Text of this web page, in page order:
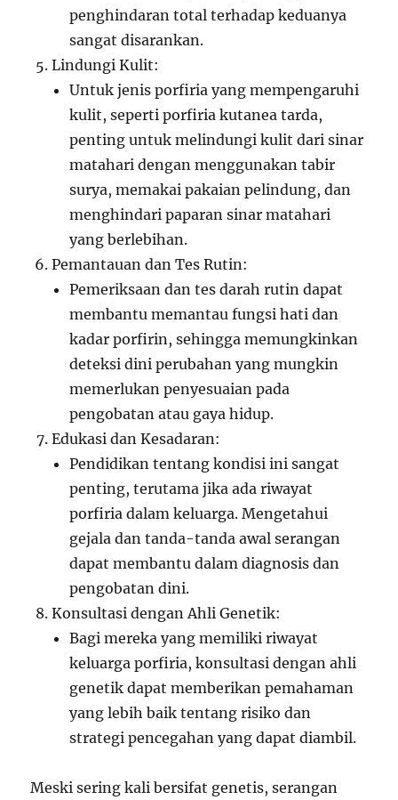
penghindaran total terhadap keduanya
sangat disarankan.
Lindungi Kulit:
Untuk jenis porfiria yang mempengaruhi
kulit, seperti porfiria kutanea tarda,
penting untuk melindungi kulit dari sinar
matahari dengan menggunakan tabir
surya, memakai pakaian pelindung, dan
menghindari paparan sinar matahari
yang berlebihan.
Pemantauan dan Tes Rutin:
Pemeriksaan dan tes darah rutin dapat
membantu memantau fungsi hati dan
kadar porfirin, sehingga memungkinkan
deteksi dini perubahan yang mungkin
memerlukan penyesuaian pada
pengobatan atau gaya hidup.
Edukasi dan Kesadaran:
Pendidikan tentang kondisi ini sangat
penting, terutama jika ada riwayat
porfiria dalam keluarga. Mengetahui
gejala dan tanda-tanda awal serangan
dapat membantu dalam diagnosis dan
pengobatan dini.
Konsultasi dengan Ahli Genetik:
Bagi mereka yang memiliki riwayat
keluarga porfiria, konsultasi dengan ahli
genetik dapat memberikan pemahaman
yang lebih baik tentang risiko dan
strategi pencegahan yang dapat diambil.
Meski sering kali bersifat genetis, serangan